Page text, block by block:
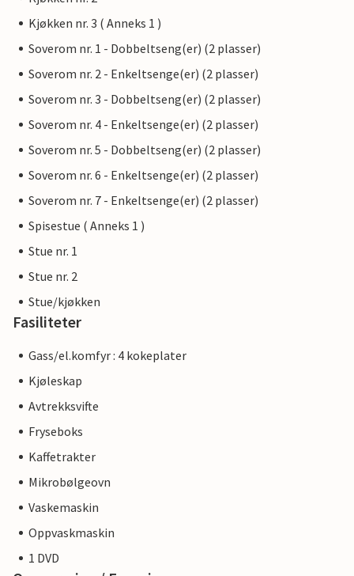
Kjøkken nr. 3 ( Anneks 1 )
Soverom nr. 1 - Dobbeltseng(er) (2 plasser)
Soverom nr. 2 - Enkeltsenge(er) (2 plasser)
Soverom nr. 3 - Dobbeltseng(er) (2 plasser)
Soverom nr. 4 - Enkeltsenge(er) (2 plasser)
Soverom nr. 5 - Dobbeltseng(er) (2 plasser)
Soverom nr. 6 - Enkeltsenge(er) (2 plasser)
Soverom nr. 7 - Enkeltsenge(er) (2 plasser)
Spisestue ( Anneks 1 )
Stue nr. 1
Stue nr. 2
Stue/kjøkken
Fasiliteter
Gass/el.komfyr : 4 kokeplater
Kjøleskap
Avtrekksvifte
Fryseboks
Kaffetrakter
Mikrobølgeovn
Vaskemaskin
Oppvaskmaskin
1 DVD